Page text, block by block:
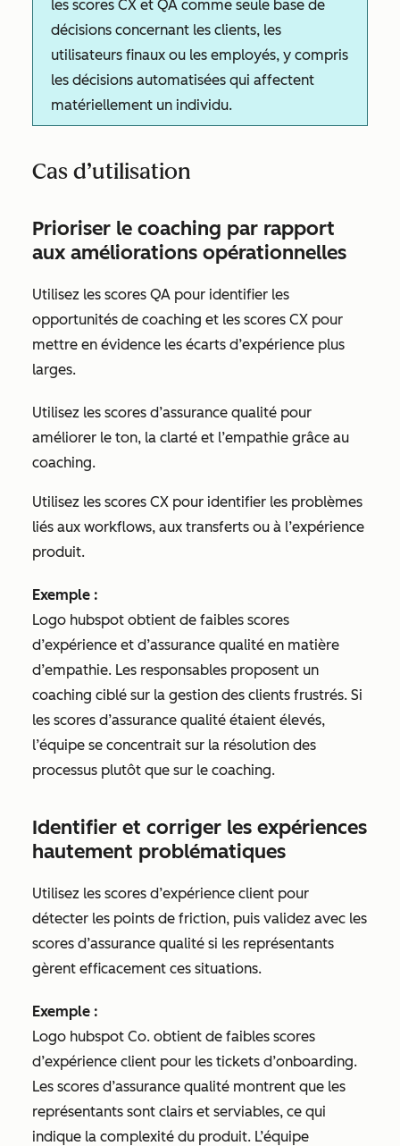
les scores CX et QA comme seule base de
décisions concernant les clients, les
utilisateurs finaux ou les employés, y compris
les décisions automatisées qui affectent
matériellement un individu.
Cas d’utilisation
Prioriser le coaching par rapport
aux améliorations opérationnelles
Utilisez les scores QA pour identifier les
opportunités de coaching et les scores CX pour
mettre en évidence les écarts d’expérience plus
larges.
Utilisez les scores d’assurance qualité pour
améliorer le ton, la clarté et l’empathie grâce au
coaching.
Utilisez les scores CX pour identifier les problèmes
liés aux workflows, aux transferts ou à l’expérience
produit.
Exemple :
Logo hubspot obtient de faibles scores
d’expérience et d’assurance qualité en matière
d’empathie. Les responsables proposent un
coaching ciblé sur la gestion des clients frustrés. Si
les scores d’assurance qualité étaient élevés,
l’équipe se concentrait sur la résolution des
processus plutôt que sur le coaching.
Identifier et corriger les expériences
hautement problématiques
Utilisez les scores d’expérience client pour
détecter les points de friction, puis validez avec les
scores d’assurance qualité si les représentants
gèrent efficacement ces situations.
Exemple :
Logo hubspot Co. obtient de faibles scores
d’expérience client pour les tickets d’onboarding.
Les scores d’assurance qualité montrent que les
représentants sont clairs et serviables, ce qui
indique la complexité du produit. L’équipe